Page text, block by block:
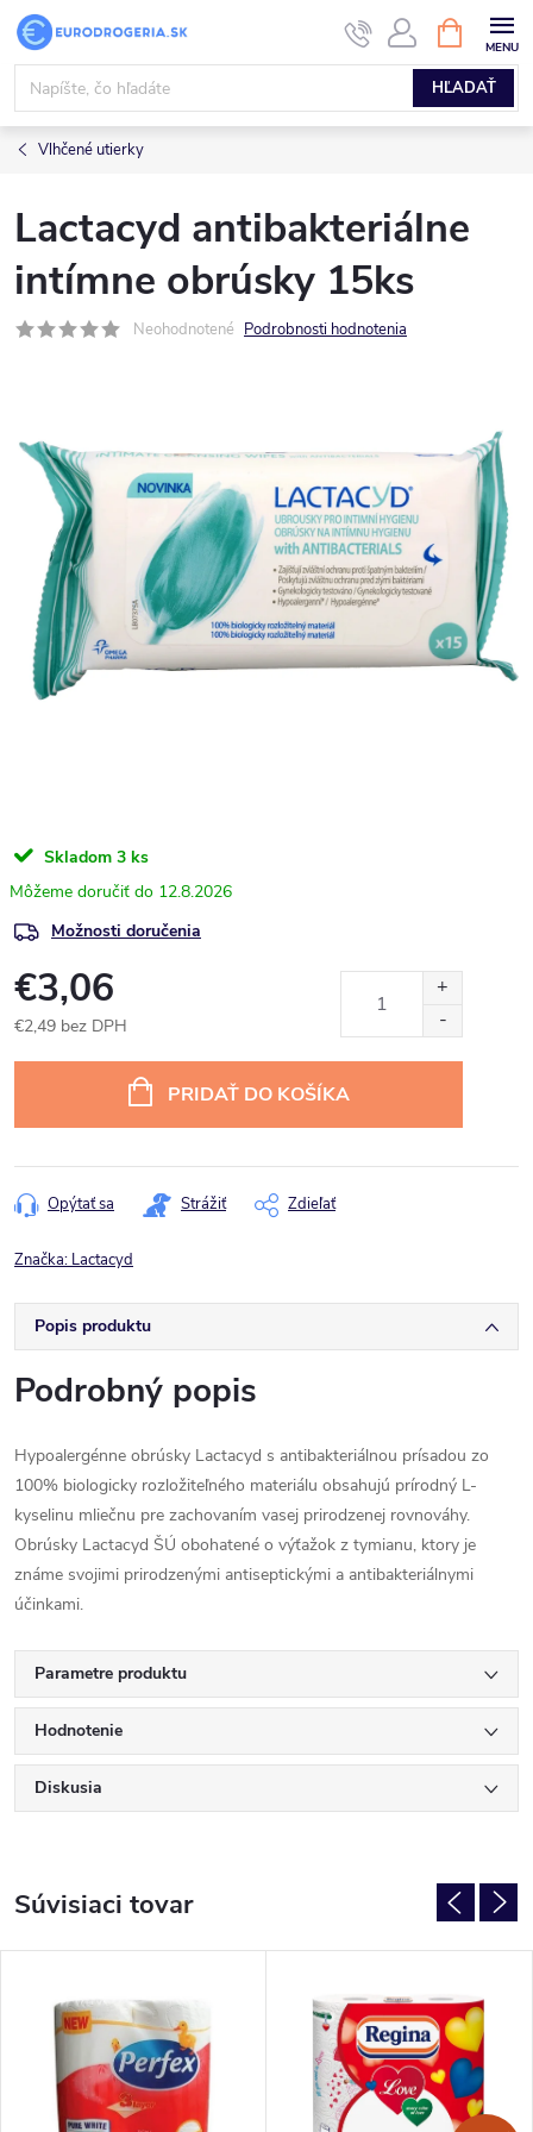
Prejsť
obsah
HĽADAŤ
KOŠÍK
Vlhčené utierky
Lactacyd antibakteriálne
intímne obrúsky 15ks
Neohodnotené Podrobnosti hodnotenia
Skladom 3 ks
12.8.2026
Možnosti doručenia
€3,06
€2,49 bez DPH
PRIDAŤ DO KOŠÍKA
Opýtať sa Strážiť Zdieľať
Značka: Lactacyd
Popis produktu
Podrobný popis
Hypoalergénne obrúsky Lactacyd s antibakteriálnou prísadou zo
100% biologicky rozložiteľného materiálu obsahujú prírodný L-
kyselinu mliečnu pre zachovaním vasej prirodzenej rovnováhy.
Obrúsky Lactacyd ŠÚ obohatené o výťažok z tymianu, ktory je
známe svojimi prirodzenými antiseptickými a antibakteriálnymi
účinkami.
Parametre produktu
Hodnotenie
Diskusia
Súvisiaci tovar